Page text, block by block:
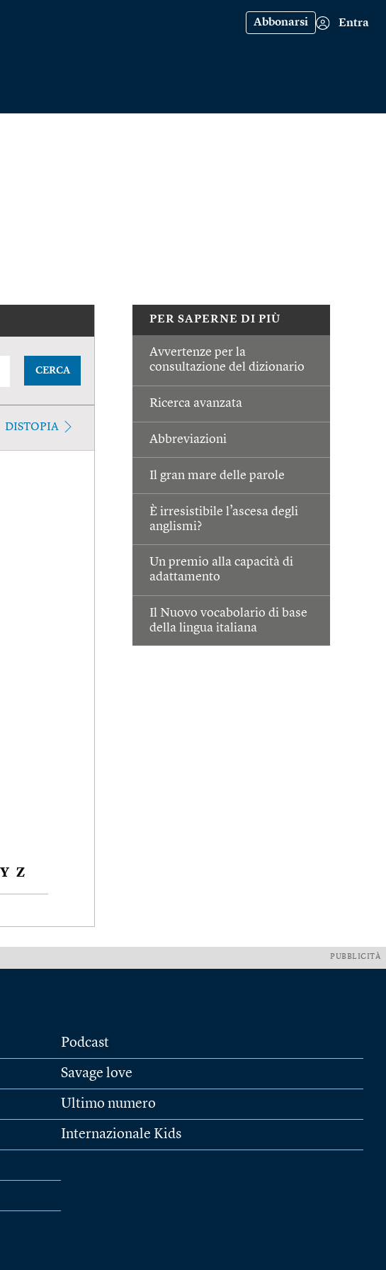
Abbonarsi Entra
PER SAPERNE DI PIÙ
Avvertenze per la
consultazione del dizionario
Ricerca avanzata
Abbreviazioni
Il gran mare delle parole
È irresistibile l’ascesa degli
anglismi?
Un premio alla capacità di
adattamento
Il Nuovo vocabolario di base
della lingua italiana
CERCA
DISTOPIA
Y Z
PUBBLICITÀ
Podcast
Savage love
Ultimo numero
Internazionale Kids